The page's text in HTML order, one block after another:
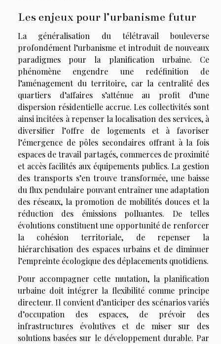
Les enjeux pour l’urbanisme futur
La généralisation du télétravail bouleverse
profondément l’urbanisme et introduit de nouveaux
paradigmes pour la planification urbaine. Ce
phénomène engendre une redéfinition de
l’aménagement du territoire, car la centralité des
quartiers d’affaires s’atténue au profit d’une
dispersion résidentielle accrue. Les collectivités sont
ainsi incitées à repenser la localisation des services, à
diversifier l’offre de logements et à favoriser
l’émergence de pôles secondaires offrant à la fois
espaces de travail partagés, commerces de proximité
et accès facilités aux équipements publics. La gestion
des transports s’en trouve transformée, une baisse
du flux pendulaire pouvant entraîner une adaptation
des réseaux, la promotion de mobilités douces et la
réduction des émissions polluantes. De telles
évolutions constituent une opportunité de renforcer
la cohésion territoriale, de repenser la
hiérarchisation des espaces urbains et de diminuer
l’empreinte écologique des déplacements quotidiens.
Pour accompagner cette mutation, la planification
urbaine doit intégrer la flexibilité comme principe
directeur. Il convient d’anticiper des scénarios variés
d’occupation des espaces, de prévoir des
infrastructures évolutives et de miser sur des
solutions basées sur le développement durable. Par